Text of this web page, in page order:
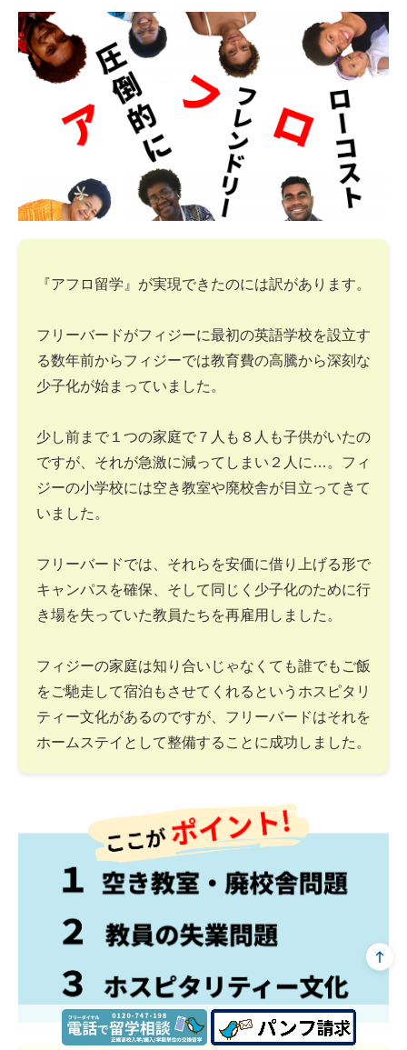
『アフロ留学』が実現できたのには訳があります。
フリーバードがフィジーに最初の英語学校を設立す
る数年前からフィジーでは教育費の高騰から深刻な
少子化が始まっていました。
少し前まで１つの家庭で７人も８人も子供がいたの
ですが、それが急激に減ってしまい２人に…。フィ
ジーの小学校には空き教室や廃校舎が目立ってきて
いました。
フリーバードでは、それらを安価に借り上げる形で
キャンパスを確保、そして同じく少子化のために行
き場を失っていた教員たちを再雇用しました。
フィジーの家庭は知り合いじゃなくても誰でもご飯
をご馳走して宿泊もさせてくれるというホスピタリ
ティー文化があるのですが、フリーバードはそれを
ホームステイとして整備することに成功しました。